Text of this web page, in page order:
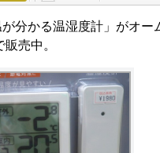
分かる温湿度計」がオー
売中。